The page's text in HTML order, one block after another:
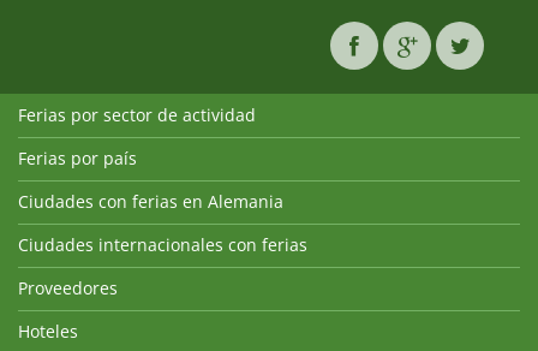
Ferias por sector de actividad
Ferias por país
Ciudades con ferias en Alemania
Ciudades internacionales con ferias
Proveedores
Hoteles